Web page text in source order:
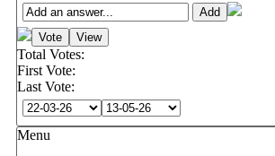
Total Votes:
First Vote:
Last Vote:
Menu